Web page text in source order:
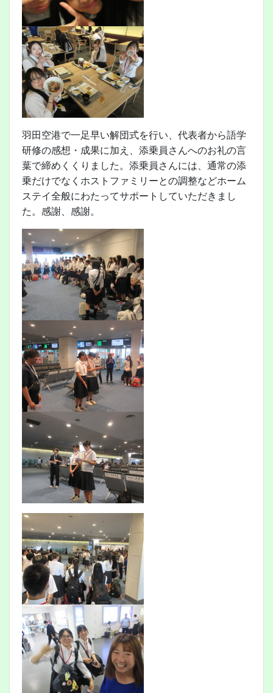
羽田空港で一足早い解団式を行い、代表者から語学
研修の感想・成果に加え、添乗員さんへのお礼の言
葉で締めくくりました。添乗員さんには、通常の添
乗だけでなくホストファミリーとの調整などホーム
ステイ全般にわたってサポートしていただきまし
た。感謝、感謝。